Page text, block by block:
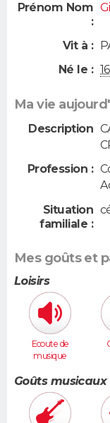
Prénom Nom
:
Vit à :
Né le :
Ma vie
Description
Profession :
Situation
familiale :
Mes goûts et
Loisirs
Ecoute de
musique
Goûts musicaux